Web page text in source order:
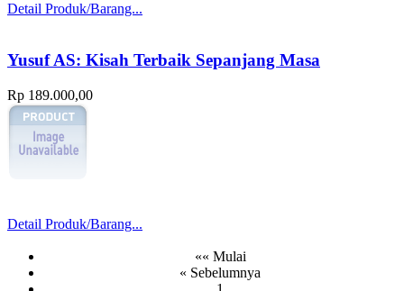
Detail Produk/Barang...
Yusuf AS: Kisah Terbaik Sepanjang Masa
Rp 189.000,00
Detail Produk/Barang...
«« Mulai
« Sebelumnya